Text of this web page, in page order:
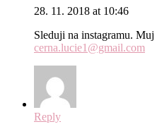
28. 11. 2018 at 10:46
Sleduji na instagramu.
cerna.lucie1@gmail.com
Reply